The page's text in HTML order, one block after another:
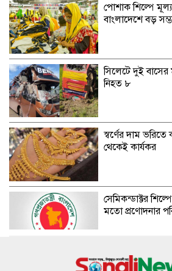
পোশাক শিল্পে
বাংলাদেশে বড়
সিলেটে দুই
নিহত ৮
স্বর্ণের দাম
থেকেই কার্যকর
সেমিকন্ডাক্টর
মতো প্রণোদনার
জুমার দিনের ১৫টি